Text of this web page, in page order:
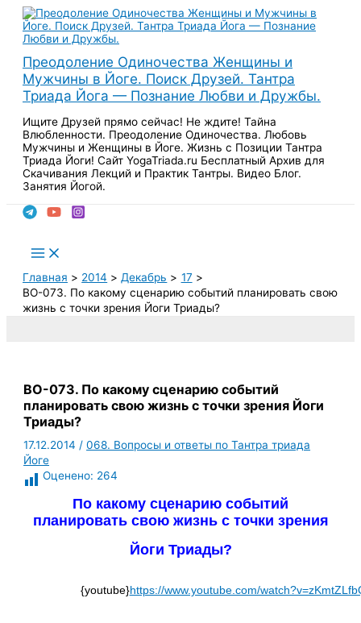
Перейти
содержимому
Преодоление Одиночества Женщины и
Мужчины в Йоге. Поиск Друзей. Тантра
Триада Йога — Познание Любви и Дружбы.
Ищите Друзей прямо сейчас! Не ждите! Тайна
Влюбленности. Преодоление Одиночества. Любовь
Мужчины и Женщины в Йоге. Жизнь с Позиции Тантра
Триада Йоги! Сайт YogaTriada.ru Бесплатный Архив для
Скачивания Лекций и Практик Тантры. Видео Блог.
Занятия Йогой.
Main
Menu
Главная
2014 Декабрь
17
ВО-073. По какому сценарию событий планировать свою
жизнь с точки зрения Йоги Триады?
ВО-073. По какому сценарию событий
планировать свою жизнь с точки зрения Йоги
Триады?
17.12.2014/068. Вопросы и ответы по Тантра триада
Йоге
Оценено: 264
По какому сценарию событий
планировать свою жизнь с точки зрения
Йоги Триады?
{youtube}https://www.youtube.com/